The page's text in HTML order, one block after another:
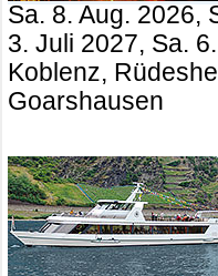
Sa. 8. Aug. 2026,
3. Juli 2027, Sa.
Koblenz,
Goarshausen